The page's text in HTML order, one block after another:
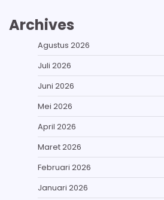
Archives
Agustus 2026
Juli 2026
Juni 2026
Mei 2026
April 2026
Maret 2026
Februari 2026
Januari 2026